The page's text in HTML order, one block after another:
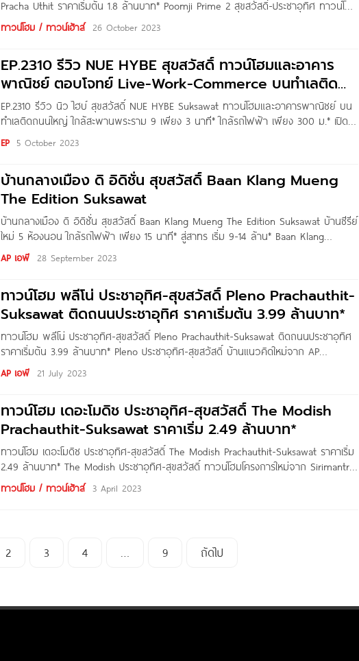
Pracha Uthit ราคาเริ่มต้น 1.8 ล้านบาท* Poomji Prime 2 สุขสวัสดิ์-ประชาอุทิศ ทาวน์โฮม
จาก บริษัท ภูมิใจบ้านและที่ดิน จำกัด โครงการตั้งอยู่ตำบลในคลองบางปลากด อ.พระ
สมุทรเจดีย์ จ.สมุทรปราการ เดินทางสะดวกสบาย เชื่อมต่อถนนสายหลักได้หลายสาย ทั้ง
ทาวน์โฮม / ทาวน์เฮ้าส์ 26 October 2023
EP.2310 รีวิว NUE HYBE สุขสวัสดิ์ ทาวน์โฮมและอาคาร
พาณิชย์ ตอบโจทย์ Live-Work-Commerce บนทำเลติด
ถนนใหญ่ ใกล้สะพานพระราม
EP.2310 รีวิว นิว ไฮบ์ สุขสวัสดิ์ NUE HYBE Suksawat ทาวน์โฮมและอาคารพาณิชย์ บน
ทำเลติดถนนใหญ่ ใกล้สะพานพระราม 9 เพียง 3 นาที* ใกล้รถไฟฟ้า เพียง 300 ม.* เปิด
เฟสใหม่ ใกล้สวน เริ่ม 8 ล้านบาท* Written by : Nin Yanin สวัสดีค่า
EP 5 October 2023
บ้านกลางเมือง ดิ อิดิชั่น สุขสวัสดิ์ Baan Klang Mueng
The Edition Suksawat
บ้านกลางเมือง ดิ อิดิชั่น สุขสวัสดิ์ Baan Klang Mueng The Edition Suksawat บ้านซีรีย์
ใหม่ 5 ห้องนอน ใกล้รถไฟฟ้า เพียง 15 นาที* สู่สาทร เริ่ม 9-14 ล้าน* Baan Klang
Mueng The Edition สุขสวัสดิ์ บ้านโครงการใหม่จาก AP โครงการตั้งอยู่ซอยสุขสวัสดิ์
AP เอพี 28 September 2023
ทาวน์โฮม พลีโน่ ประชาอุทิศ-สุขสวัสดิ์ Pleno Prachauthit-
Suksawat ติดถนนประชาอุทิศ ราคาเริ่มต้น 3.99 ล้านบาท*
ทาวน์โฮม พลีโน่ ประชาอุทิศ-สุขสวัสดิ์ Pleno Prachauthit-Suksawat ติดถนนประชาอุทิศ
ราคาเริ่มต้น 3.99 ล้านบาท* Pleno ประชาอุทิศ-สุขสวัสดิ์ บ้านแนวคิดใหม่จาก AP
Thailand โครงการตั้งอยู่ตำบลบ้านคลองสวน อ.พระสมุทรเจดีย์ จ.สมุทรปราการ ติดถนน
ประชาอุทิศ ใกล้วงแหวนกาญจนาฯ เชื่อมต่อ สาทร-พระราม 3 ตอบโจทย์ทุกการอยู่อาศัย
ทาวน์โฮม 2 ชั้น
AP เอพี 21 July 2023
ทาวน์โฮม เดอะโมดิช ประชาอุทิศ-สุขสวัสดิ์ The Modish
Prachauthit-Suksawat ราคาเริ่ม 2.49 ล้านบาท*
ทาวน์โฮม เดอะโมดิช ประชาอุทิศ-สุขสวัสดิ์ The Modish Prachauthit-Suksawat ราคาเริ่ม
2.49 ล้านบาท* The Modish ประชาอุทิศ-สุขสวัสดิ์ ทาวน์โฮมโครงการใหม่จาก Sirimantra
Property โครงการตั้งอยู่ตำบลบ้านคลองสวน อ.พระสมุทรเจดีย์ จ.สมุทรปราการ บนทำ
เลศัยกภาพ เดินทางเข้า-ออกได้สะดวก ใกล้ถนนกาญจนาภิเษกและแหล่งอำนวยความ
ทาวน์โฮม / ทาวน์เฮ้าส์ 3 April 2023
2 3 4 … 9 ถัดไป